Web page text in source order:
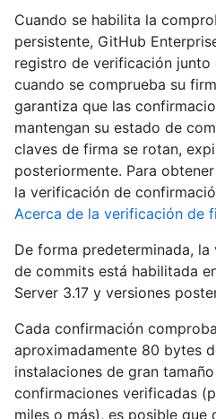
Cuando se habilita la
persistente, GitHub
registro de verificación
cuando se comprueba su
garantiza que las
mantengan su estado de
claves de firma se rotan,
posteriormente. Para
la verificación de
Acerca de la verificación de
De forma predeterminada,
de commits está habilitada
Server 3.17 y versiones
Cada confirmación
aproximadamente 80 bytes
instalaciones de gran
confirmaciones verificadas
miles o más), es posible que